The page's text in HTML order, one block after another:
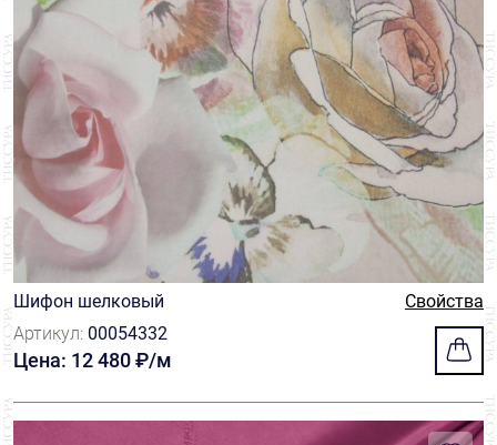
Шифон шелковый
Свойства
Артикул: 00054332
Цена: 12 480 ₽/м